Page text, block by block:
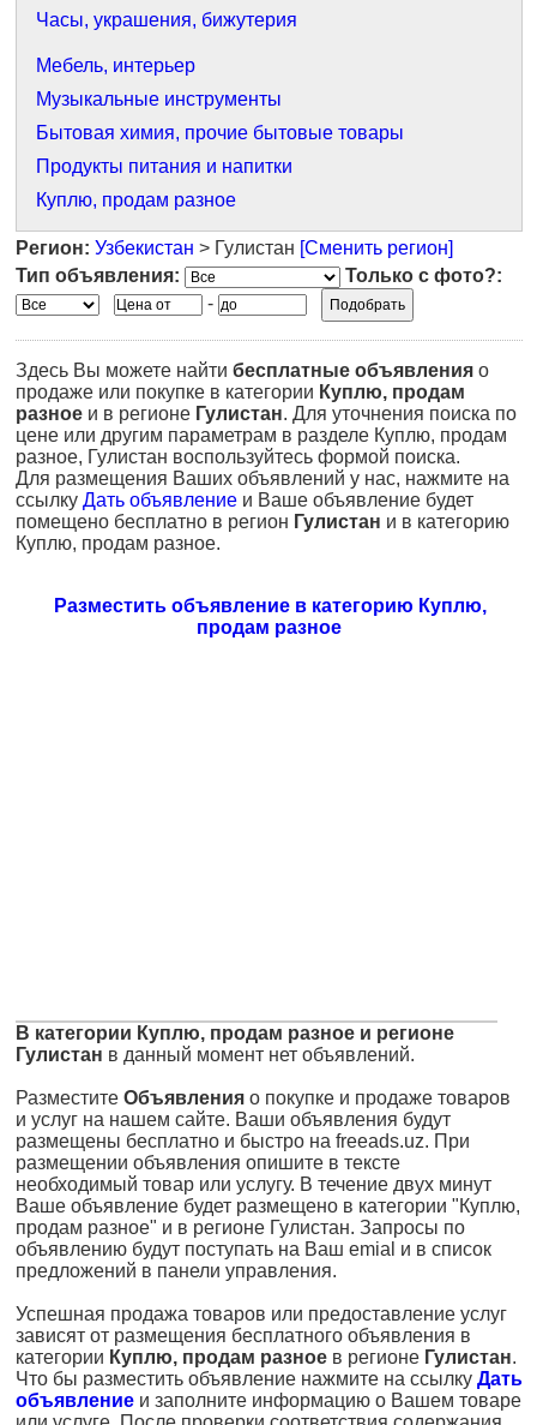
Часы, украшения, бижутерия
Мебель, интерьер
Музыкальные инструменты
Бытовая химия, прочие бытовые товары
Продукты питания и напитки
Куплю, продам разное
Регион: Узбекистан > Гулистан [Сменить регион]
Тип объявления:
Только с фото?:
-
Здесь Вы можете найти бесплатные объявления о
продаже или покупке в категории Куплю, продам
разное и в регионе Гулистан. Для уточнения поиска по
цене или другим параметрам в разделе Куплю, продам
разное, Гулистан воспользуйтесь формой поиска.
Для размещения Ваших объявлений у нас, нажмите на
ссылку Дать объявление и Ваше объявление будет
помещено бесплатно в регион Гулистан и в категорию
Куплю, продам разное.
Разместить объявление в категорию Куплю,
продам разное
В категории Куплю, продам разное и регионе
Гулистан в данный момент нет объявлений.
Разместите Объявления о покупке и продаже товаров
и услуг на нашем сайте. Ваши объявления будут
размещены бесплатно и быстро на freeads.uz. При
размещении объявления опишите в тексте
необходимый товар или услугу. В течение двух минут
Ваше объявление будет размещено в категории "Куплю,
продам разное" и в регионе Гулистан. Запросы по
объявлению будут поступать на Ваш emial и в список
предложений в панели управления.
Успешная продажа товаров или предоставление услуг
зависят от размещения бесплатного объявления в
категории Куплю, продам разное в регионе Гулистан.
Что бы разместить объявление нажмите на ссылку Дать
объявление и заполните информацию о Вашем товаре